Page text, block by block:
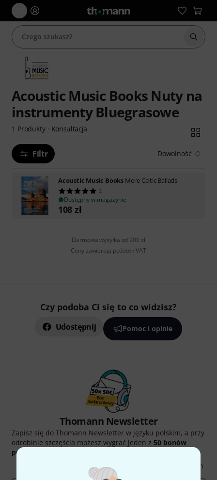
Acoustic Music Books Nuty na
instrumenty Bluegrasowe
1 Produkty· Konsultacja
Filtr Dowolność
Acoustic Music Books More Celtic Ballads
2
Dostępny w magazynie
108 zł
Darmowa wysyłka od 900 zł
Ceny zawierają podatek VAT
Czy podoba Ci się to co widzisz?
Udostępnij Pomoc i opinie
Thomann Newsletter
Zapisz się do Thomann Newsletter w języku polskim, a przy
odrobinie szczęścia możesz wygrać jeden z 50 bonów
podarunkowych
Oferty Spostrzeżenia Thomann